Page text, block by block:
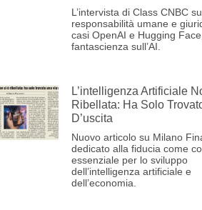
L’intervista di Class CNBC
responsabilità umane e
casi OpenAI e Hugging
fantascienza sull’AI.
L’intelligenza Artificiale
Ribellata: Ha Solo
D’uscita
Nuovo articolo su Milano
dedicato alla fiducia come
essenziale per lo sviluppo
dell’intelligenza artificiale e
dell’economia.